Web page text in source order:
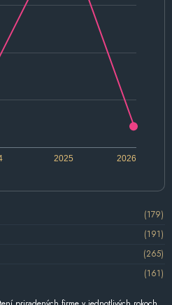
2026
2025
(179)
(191)
(265)
(161)